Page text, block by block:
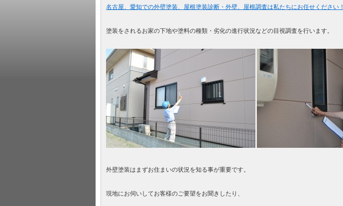
名古屋、愛知での外壁塗装、屋根塗装診断・外壁、屋根調査は私たちにお任せください！
塗装をされるお家の下地や塗料の種類・劣化の進行状況などの目視調査を行います。
外壁塗装はまずお住まいの状況を知る事が重要です。
現地にお伺いしてお客様のご要望をお聞きしたり、